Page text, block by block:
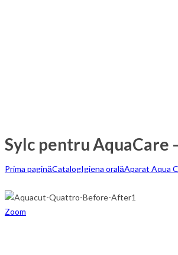
Sylc pentru
Prima paginăCatalogIgiena oralăAparat Aqua
Zoom